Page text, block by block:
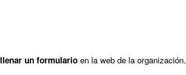
un formulario en la web de la organización.